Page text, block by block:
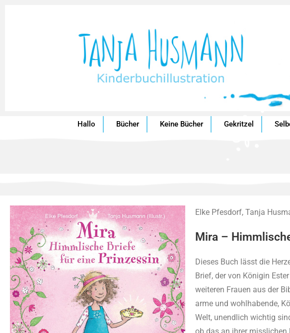
Hallo Bücher Keine Bücher Gekritzel
Elke Pfesdorf, Tanja
Mira –
Dieses Buch lässt die
Brief, der von Königin
weiteren Frauen aus der
arme und wohlhabende,
Welt, unendlich wichtig